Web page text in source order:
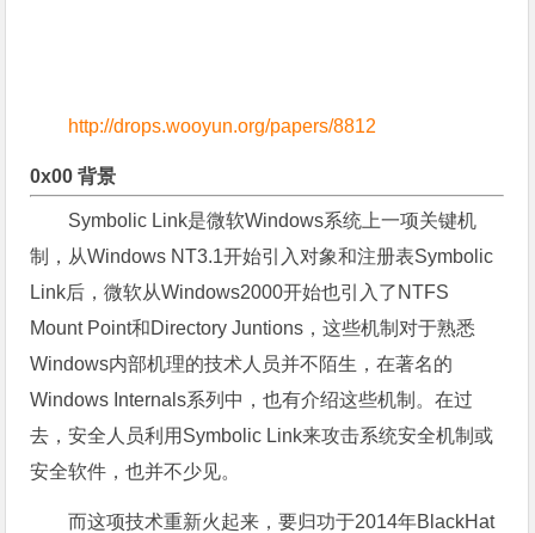
http://drops.wooyun.org/papers/8812
0x00 背景
Symbolic Link是微软Windows系统上一项关键机
制，从Windows NT3.1开始引入对象和注册表Symbolic
Link后，微软从Windows2000开始也引入了NTFS
Mount Point和Directory Juntions，这些机制对于熟悉
Windows内部机理的技术人员并不陌生，在著名的
Windows Internals系列中，也有介绍这些机制。在过
去，安全人员利用Symbolic Link来攻击系统安全机制或
安全软件，也并不少见。
而这项技术重新火起来，要归功于2014年BlackHat